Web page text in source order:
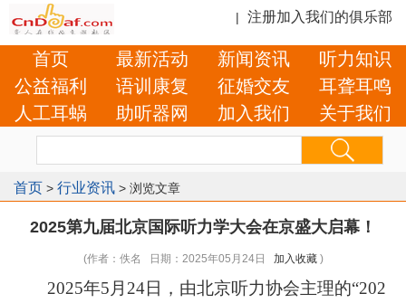
| 注册加入我们的俱乐部
首页 最新活动 新闻资讯
听力知识
公益福利
语训康复 征婚交友
耳聋耳鸣
人工耳蜗
助听器网 加入我们 关于我们
首页 > 行业资讯 > 浏览文章
2025第九届北京国际听力学大会在京盛大启幕！
(作者：佚名 日期：2025年05月24日 加入收藏)
2025年5 月 24日，由北京听力协会主理的“202